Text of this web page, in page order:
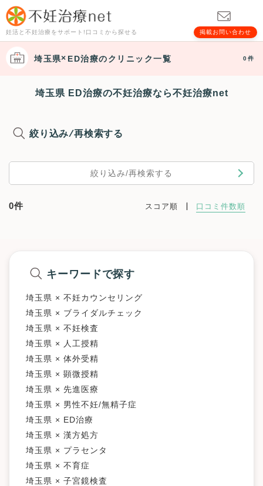
妊活と不妊治療をサポート!口コミから探せる 掲載お問い合わせ
埼玉県 ED治療のクリニック一覧 0件
埼玉県 ED治療の不妊治療なら不妊治療net
絞り込み/再検索する
絞り込み/再検索する
0件 スコア順 口コミ件数順
キーワードで探す
埼玉県 × 不妊カウンセリング
埼玉県 × ブライダルチェック
埼玉県 × 不妊検査
埼玉県 × 人工授精
埼玉県 × 体外受精
埼玉県 × 顕微授精
埼玉県 × 先進医療
埼玉県 × 男性不妊/無精子症
埼玉県 × ED治療
埼玉県 × 漢方処方
埼玉県 × プラセンタ
埼玉県 × 不育症
埼玉県 × 子宮鏡検査